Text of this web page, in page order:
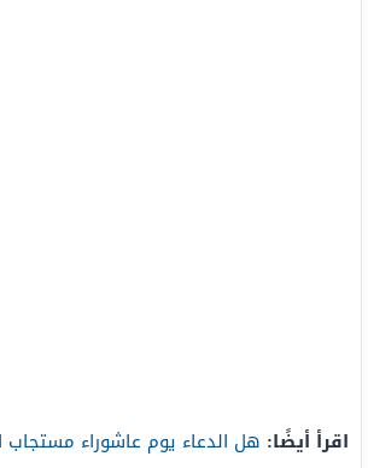
اقرأ أيضًا: هل الدعاء يوم عاشوراء مستجاب